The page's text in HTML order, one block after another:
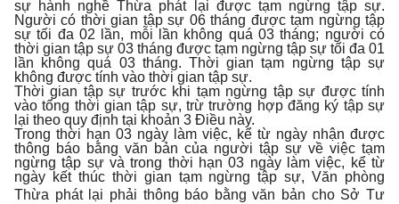
sự hành nghề Thừa phát lại được tạm ngừng tập sự.
Người có thời gian tập sự 06 tháng được tạm ngừng tập
sự tối đa 02 lần, mỗi lần không quá 03 tháng; người có
thời gian tập sự 03 tháng được tạm ngừng tập sự tối đa 01
lần không quá 03 tháng. Thời gian tạm ngừng tập sự
không được tính vào thời gian tập sự.
Thời gian tập sự trước khi tạm ngừng tập sự được tính
vào tổng thời gian tập sự, trừ trường hợp đăng ký tập sự
lại theo quy định tại khoản 3 Điều này.
Trong thời hạn 03 ngày làm việc, kể từ ngày nhận được
thông báo bằng văn bản của người tập sự về việc tạm
ngừng tập sự và trong thời hạn 03 ngày làm việc, kể từ
ngày kết thúc thời gian tạm ngừng tập sự, Văn phòng
Thừa phát lại phải thông báo bằng văn bản cho Sở Tư